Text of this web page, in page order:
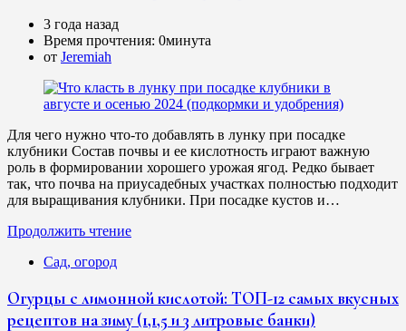
3 года назад
Время прочтения: 0минута
от Jeremiah
Для чего нужно что-то добавлять в лунку при посадке
клубники Состав почвы и ее кислотность играют важную
роль в формировании хорошего урожая ягод. Редко бывает
так, что почва на приусадебных участках полностью подходит
для выращивания клубники. При посадке кустов и…
Продолжить чтение
Сад, огород
Огурцы с лимонной кислотой: ТОП-12 самых вкусных
рецептов на зиму (1,1,5 и 3 литровые банки)